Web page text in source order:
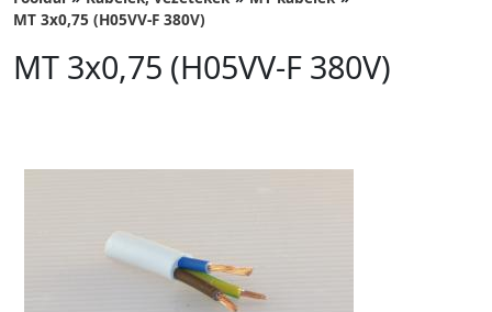
MT 3x0,75 (H05VV-F 380V)
MT 3x0,75 (H05VV-F 380V)